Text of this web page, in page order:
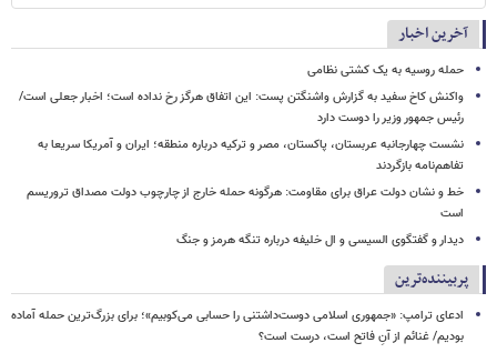
آخرین اخبار
حمله روسیه به یک کشتی نظامی
واکنش کاخ سفید به گزارش واشنگتن پست: این اتفاق هرگز رخ نداده است؛ اخبار جعلی است/
رئیس جمهور وزیر را دوست دارد
نشست چهارجانبه عربستان، پاکستان، مصر و ترکیه درباره منطقه؛ ایران و آمریکا سریعا به
تفاهم‌نامه بازگردند
خط و نشان دولت عراق برای مقاومت: هرگونه حمله خارج از چارچوب دولت مصداق تروریسم
است
دیدار و گفتگوی السیسی و ال خلیفه درباره تنگه هرمز و جنگ
پربیننده‌ترین
ادعای ترامپ: «جمهوری اسلامی دوست‌داشتنی را حسابی می‌کوبیم»؛ برای بزرگ‌ترین حمله آماده
بودیم/ غنائم از آنِ فاتح است، درست است؟